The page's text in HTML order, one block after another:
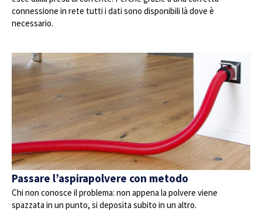
connessione in rete tutti i dati sono disponibili là dove è
necessario.
Passare l’aspirapolvere con metodo
Chi non conosce il problema: non appena la polvere viene
spazzata in un punto, si deposita subito in un altro.